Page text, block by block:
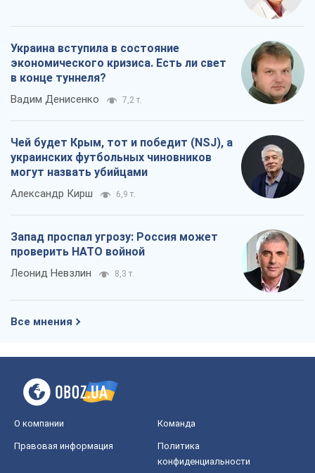
Украина вступила в состояние
экономического кризиса. Есть ли свет
в конце туннеля?
Вадим Денисенко 7,2 т.
Чей будет Крым, тот и победит (NSJ), а
украинских футбольных чиновников
могут назвать убийцами
Александр Кирш 6,9 т.
Запад проспал угрозу: Россия может
проверить НАТО войной
Леонид Невзлин 8,3 т.
Все мнения
О компании Команда
Правовая информация
Политика
конфиденциальности